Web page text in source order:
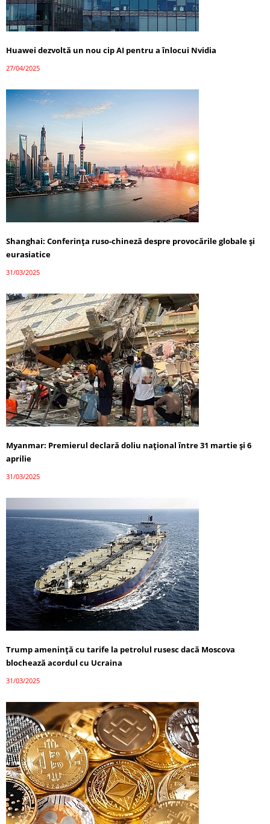
Huawei dezvoltă un nou cip AI pentru a înlocui Nvidia
27/04/2025
Shanghai: Conferința ruso-chineză despre provocările globale și
eurasiatice
31/03/2025
Myanmar: Premierul declară doliu național între 31 martie și 6
aprilie
31/03/2025
Trump amenință cu tarife la petrolul rusesc dacă Moscova
blochează acordul cu Ucraina
31/03/2025